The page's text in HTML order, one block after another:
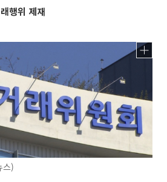
행위 제재
스)